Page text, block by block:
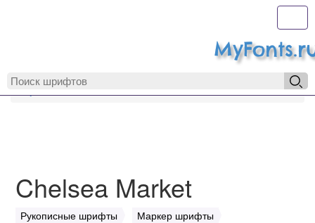
MyFonts.ru
Chelsea Market
Рукописные шрифты
Маркер шрифты